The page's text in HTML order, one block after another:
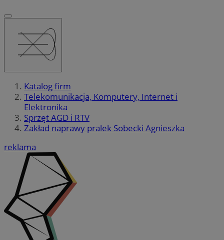
Katalog firm
Telekomunikacja, Komputery, Internet i
Elektronika
Sprzęt AGD i RTV
Zakład naprawy pralek Sobecki Agnieszka
reklama